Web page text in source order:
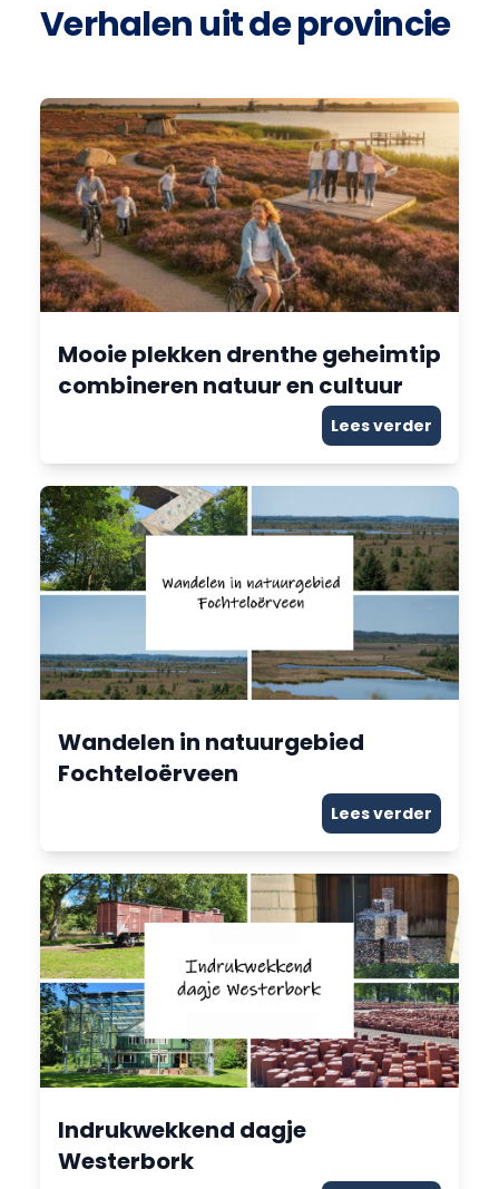
Verhalen uit de provincie
Mooie plekken drenthe geheimtip
combineren natuur en cultuur
Lees verder
Wandelen in natuurgebied
Fochteloërveen
Lees verder
Indrukwekkend dagje
Westerbork